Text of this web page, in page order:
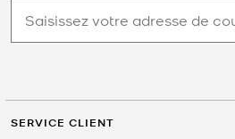
SERVICE CLIENT